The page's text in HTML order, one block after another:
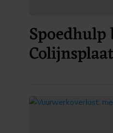
Colijnsplaat